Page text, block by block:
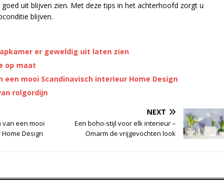
uit blijven zien. Met deze tips in het achterhoofd zorgt u
blijven.
er geweldig uit laten zien
op maat
een mooi Scandinavisch interieur Home Design
rolgordijn
van een mooi
Design
NEXT
Een boho-stijl voor elk interieur –
Omarm de vrijgevochten look